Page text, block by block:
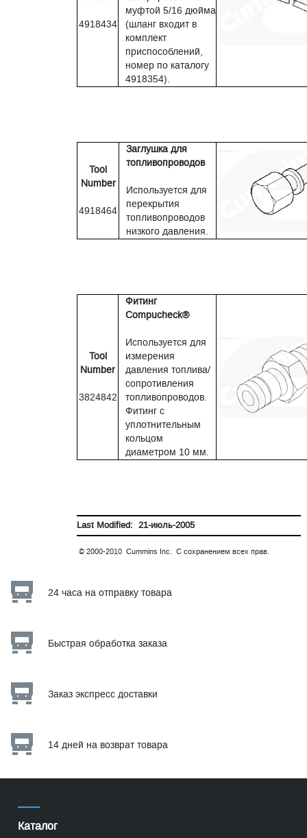
4918434
муфтой 5/16 дюйма
(шланг входит в
комплект
приспособлений,
номер по каталогу
4918354).
Tool
Number
4918464
Заглушка для
топливопроводов
Используется для
перекрытия
топливопроводов
низкого давления.
Tool
Number
3824842
Фитинг
Compucheck®
Используется для
измерения
давления топлива/
сопротивления
топливопроводов.
Фитинг с
уплотнительным
кольцом
диаметром 10 мм.
Last Modified: 21-июль-2005
© 2000-2010 Cummins Inc. С сохранением всех прав.
24 часа на отправку товара
Быстрая обработка заказа
Заказ экспресс доставки
14 дней на возврат товара
Каталог